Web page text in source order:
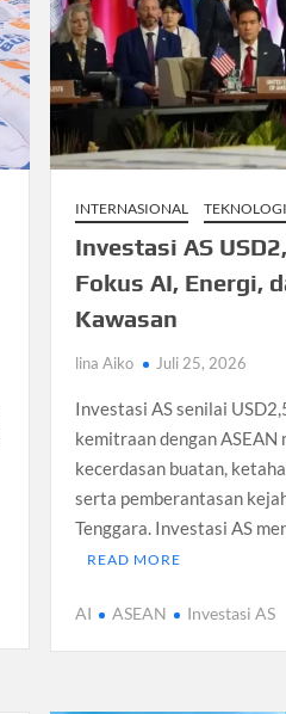
INTERNASIONAL TEKNOLOGI
Investasi AS
Fokus AI, Energi,
Kawasan
lina Aiko Juli 25, 2026
Investasi AS senilai
kemitraan dengan ASEAN
kecerdasan buatan,
serta pemberantasan
Tenggara. Investasi AS
READ MORE
AI ASEAN Investasi AS